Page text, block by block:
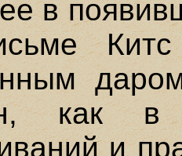
в
Китс
как в
и